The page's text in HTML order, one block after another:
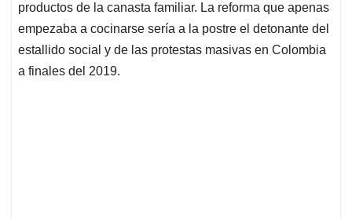
productos de la canasta familiar. La reforma que apenas
empezaba a cocinarse sería a la postre el detonante del
estallido social y de las protestas masivas en Colombia
a finales del 2019.